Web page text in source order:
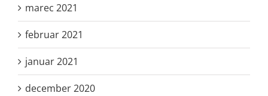
marec 2021
februar 2021
januar 2021
december 2020